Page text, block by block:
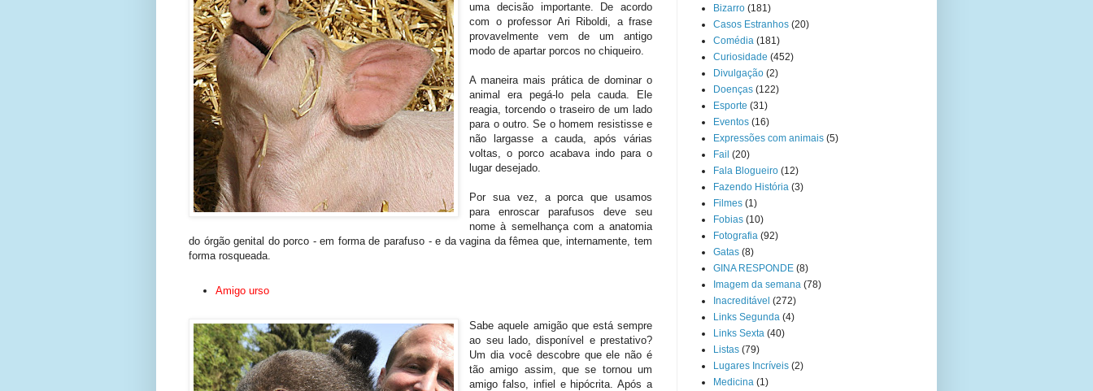
uma decisão importante. De acordo
com o professor Ari Riboldi, a frase
provavelmente vem de um antigo
modo de apartar porcos no chiqueiro.
A maneira mais prática de dominar o
animal era pegá-lo pela cauda. Ele
reagia, torcendo o traseiro de um lado
para o outro. Se o homem resistisse e
não largasse a cauda, após várias
voltas, o porco acabava indo para o
lugar desejado.
Por sua vez, a porca que usamos
para enroscar parafusos deve seu
nome à semelhança com a anatomia
do órgão genital do porco - em forma de parafuso - e da vagina da fêmea que, internamente, tem
forma rosqueada.
Amigo urso
Sabe aquele amigão que está sempre
ao seu lado, disponível e prestativo?
Um dia você descobre que ele não é
tão amigo assim, que se tornou um
amigo falso, infiel e hipócrita. Após a
Bizarro (181)
Casos Estranhos (20)
Comédia (181)
Curiosidade (452)
Divulgação (2)
Doenças (122)
Esporte (31)
Eventos (16)
Expressões com animais (5)
Fail (20)
Fala Blogueiro (12)
Fazendo História (3)
Filmes (1)
Fobias (10)
Fotografia (92)
Gatas (8)
GINA RESPONDE (8)
Imagem da semana (78)
Inacreditável (272)
Links Segunda (4)
Links Sexta (40)
Listas (79)
Lugares Incríveis (2)
Medicina (1)